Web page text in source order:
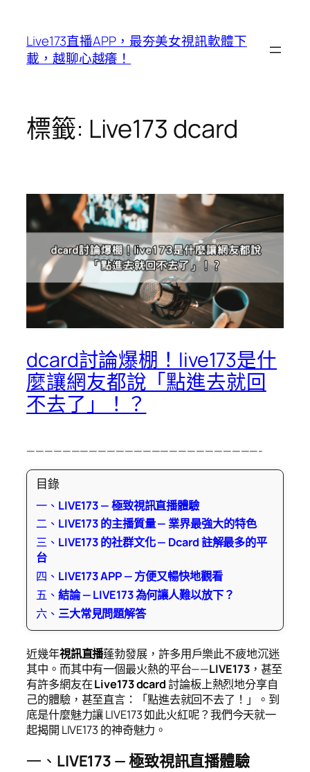
Live173直播APP，最夯美女視訊軟體下
載，越聊心越癢！
標籤: Live173 dcard
dcard討論爆棚！live173是什
麼讓網友都說「點進去就回
不去了」！？
——————————————————————————-
目錄
一、 LIVE173 — 極致視訊直播體驗
二、 LIVE173 的主播質量 — 業界最強大的特色
三、 LIVE173 的社群文化 — Dcard 註解最多的平
台
四、 LIVE173 APP — 方便又暢快地觀看
五、 結論 — LIVE173 為何讓人難以放下？
六、 三大常見問題解答
近幾年視訊直播蓬勃發展，許多用戶樂此不疲地沉迷
其中。而其中有一個最火熱的平台——LIVE173，甚至
有許多網友在Live173 dcard討論板上熱烈地分享自
己的體驗，甚至直言：「點進去就回不去了！」。到
底是什麼魅力讓 LIVE173 如此火紅呢？我們今天就一
起揭開 LIVE173 的神奇魅力。
一、 LIVE173 — 極致視訊直播體驗